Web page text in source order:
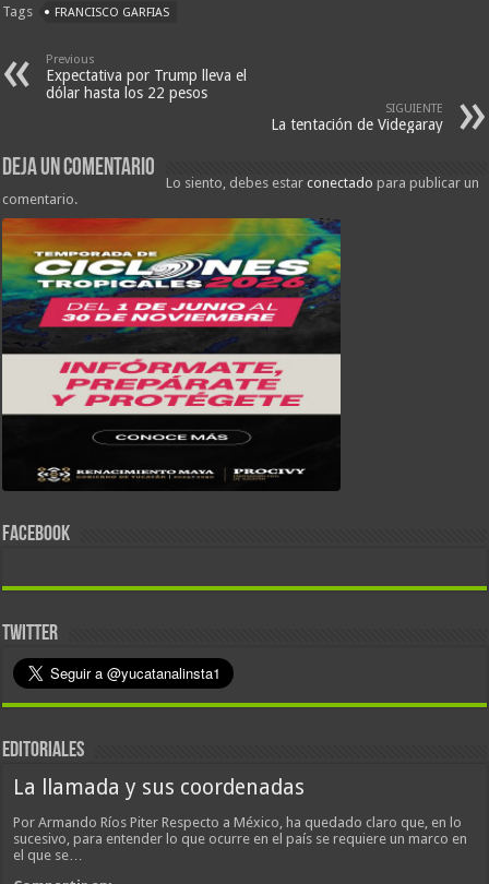
Tags FRANCISCO GARFIAS
Previous
Expectativa por Trump lleva el
dólar hasta los 22 pesos
SIGUIENTE
La tentación de Videgaray
Deja un comentario
Lo siento, debes estarconectado para publicar un
comentario.
FACEBOOK
TWITTER
EDITORIALES
La llamada y sus coordenadas
Por Armando Ríos Piter Respecto a México, ha quedado claro que, en lo
sucesivo, para entender lo que ocurre en el país se requiere un marco en
el que se…